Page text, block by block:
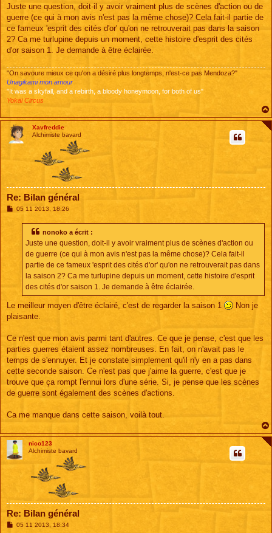
s
a
g
Juste une question, doit-il y avoir vraiment plus de scènes d'action ou de
guerre (ce qui à mon avis n'est pas la même chose)? Cela fait-il partie de
ce fameux 'esprit des cités d'or' qu'on ne retrouverait pas dans la saison
2? Ca me turlupine depuis un moment, cette histoire d'esprit des cités
d'or saison 1. Je demande à être éclairée.
"On savoure mieux ce qu'on a désiré plus longtemps, n'est-ce pas Mendoza?"
Unagikami mon amour
"It was a skyfall, and a rebirth, a bloody honeymoon, for both of us"
Yokai Circus
Xavfreddie
Alchimiste bavard
Re: Bilan général
M05 11 2013, 18:26
nonoko a écrit :
Juste une question, doit-il y avoir vraiment plus de scènes d'action ou
de guerre (ce qui à mon avis n'est pas la même chose)? Cela fait-il
partie de ce fameux 'esprit des cités d'or' qu'on ne retrouverait pas dans
la saison 2? Ca me turlupine depuis un moment, cette histoire d'esprit
des cités d'or saison 1. Je demande à être éclairée.
Le meilleur moyen d'être éclairé, c'est de regarder la saison 1
Non je
plaisante.
Ce n'est que mon avis parmi tant d'autres. Ce que je pense, c'est que les
parties guerres étaient assez nombreuses. En fait, on n'avait pas le
temps de s'ennuyer. Et je constate simplement qu'il n'y en a pas dans
cette seconde saison. Ce n'est pas que j'aime la guerre, c'est que je
trouve que ça rompt l'ennui lors d'une série. Si, je pense que les scènes
de guerre sont également des scènes d'actions.
Ca me manque dans cette saison, voilà tout.
nico123
Alchimiste bavard
Re: Bilan général
M05 11 2013, 18:34